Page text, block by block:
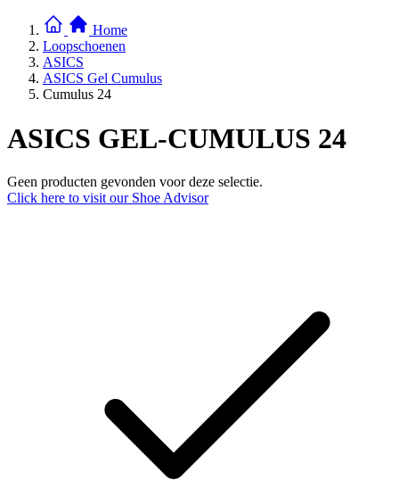
Home
Loopschoenen
ASICS
ASICS Gel Cumulus
Cumulus 24
ASICS GEL-CUMULUS 24
Geen producten gevonden voor deze selectie.
Click here to visit our Shoe Advisor